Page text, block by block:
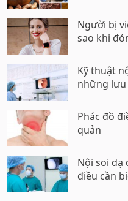
Người bị
sao khi
Kỹ thuật
những lưu
Phác đồ
quản
Nội soi dạ
điều cần